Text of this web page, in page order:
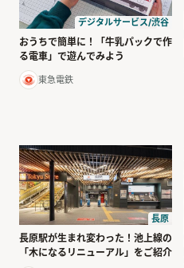
デジタルサービス/渋谷
おうちで簡単に！「牛乳パックで作
る電車」で遊んでみよう
東急電鉄
長原
長原駅が生まれ変わった！池上線の
「木になるリニューアル」をご紹介